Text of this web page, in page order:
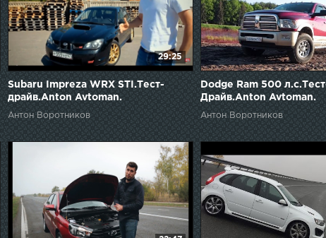
29:25
Subaru Impreza WRX STI.Тест-
драйв.Anton Avtoman.
Антон Воротников
Dodge Ram 500
Драйв.Anton Avtoman.
Антон Воротников